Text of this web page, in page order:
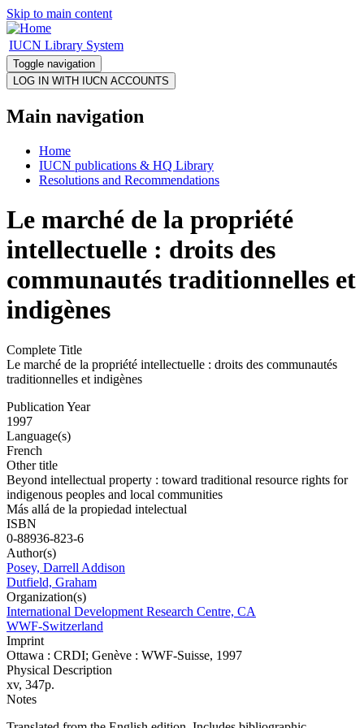
Skip to main content
IUCN Library System
Toggle navigation
Main navigation
Home
IUCN publications & HQ Library
Resolutions and Recommendations
Le marché de la propriété
intellectuelle : droits des
communautés traditionnelles et
indigènes
Complete Title
Le marché de la propriété intellectuelle : droits des communautés
traditionnelles et indigènes
Publication Year
1997
Language(s)
French
Other title
Beyond intellectual property : toward traditional resource rights for
indigenous peoples and local communities
Más allá de la propiedad intelectual
ISBN
0-88936-823-6
Author(s)
Posey, Darrell Addison
Dutfield, Graham
Organization(s)
International Development Research Centre, CA
WWF-Switzerland
Imprint
Ottawa : CRDI; Genève : WWF-Suisse, 1997
Physical Description
xv, 347p.
Notes